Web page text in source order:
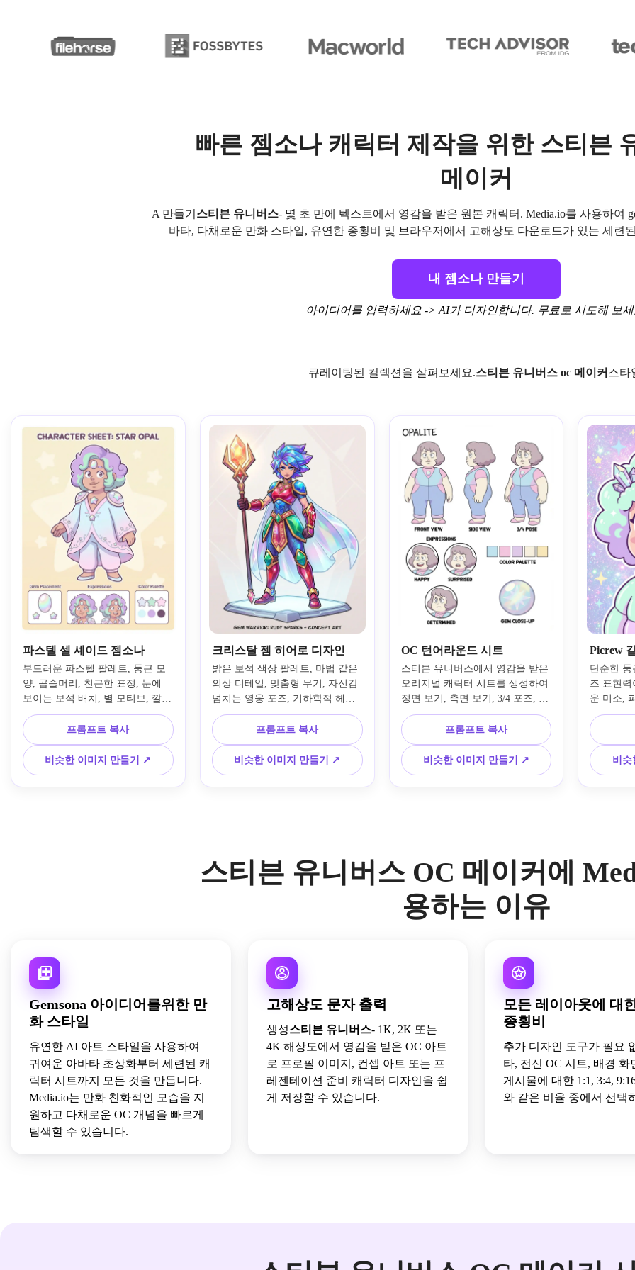
빠른 젬소나 캐릭터 제작을 위한 스티븐
메이커
A 만들기 스티븐 유니버스- 몇 초 만에 텍스트에서 영감을 받은 원본 캐릭터. Media.io를 사용하여
바타, 다채로운 만화 스타일, 유연한 종횡비 및 브라우저에서 고해상도 다운로드가 있는 세련
내 젬소나 만들기
아이디어를 입력하세요 -> AI가 디자인합니다. 무료로 시도해 보
큐레이팅된 컬렉션을 살펴보세요.스티븐 유니버스 oc 메이커 스타
파스텔 셀 셰이드 젬소나
부드러운 파스텔 팔레트, 둥근 모
양, 곱슬머리, 친근한 표정, 눈에
보이는 보석 배치, 별 모티브, 깔끔
한 라인 아트, 부드러운 셀 음영,
기발한 분위기, 단순한 배경 및 세
련된 캐릭터 시트 프레젠테이션으
로 마법 같은 애니메이션 쇼에서
영감을 받은 원래 보석 테마 만화
캐릭터를 만들어보세요.
프롬프트 복사
비슷한 이미지 만들기 ↗
크리스탈 젬 히어로 디자인
밝은 보석 색상 팔레트, 마법 같은
의상 디테일, 맞춤형 무기, 자신감
넘치는 영웅 포즈, 기하학적 헤어
실루엣, 광택 있는 보석 악센트, 선
명한 윤곽선, 깔끔한 셀 음영, 균형
잡힌 스튜디오 조명, 생생하면서도
깔끔한 만화 컨셉 아트 구성으로
전신 보석 전사 OC를 디자인하세
요.
프롬프트 복사
비슷한 이미지 만들기 ↗
OC 턴어라운드 시트
스티븐 유니버스에서 영감을 받은
오리지널 캐릭터 시트를 생성하여
정면 보기, 측면 보기, 3/4 포즈, 세
가지 얼굴 표정, 색상 견본, 보석
클로즈업, 깔끔한 라벨, 흰색 배경,
깔끔한 라인 아트, 평평한 셀 음영,
부드러운 파스텔 톤, 전문적인 애
니메이션 스타일 레이아웃을 보여
줍니다.
프롬프트 복사
비슷한 이미지 만들기 ↗
Picrew
단순한
즈 표현
운 미소,
이는 배
평평한 셀
이트, 중
아바타 친
지널 젬
를 만드세
비
스티븐 유니버스 OC 메이커에
용하는 이유
Gemsona 아이디어를위한 만
화 스타일
유연한 AI 아트 스타일을 사용하여
귀여운 아바타 초상화부터 세련된 캐
릭터 시트까지 모든 것을 만듭니다.
Media.io는 만화 친화적인 모습을 지
원하고 다채로운 OC 개념을 빠르게
탐색할 수 있습니다.
고해상도 문자 출력
생성스티븐 유니버스- 1K, 2K 또는
4K 해상도에서 영감을 받은 OC 아트
로 프로필 이미지, 컨셉 아트 또는 프
레젠테이션 준비 캐릭터 디자인을 쉽
게 저장할 수 있습니다.
모든 레이아웃에 대
종횡비
추가 디자인 도구가 필요
타, 전신 OC 시트, 배경 화
게시물에 대한 1:1, 3:4,
와 같은 비율 중에서 선택